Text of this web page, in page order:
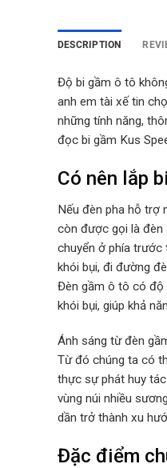
DESCRIPTION
Độ bi gầm ô tô
anh em tài xế tin
những tính năng,
đọc bi gầm Kus
Có nên lắp
Nếu đèn pha hỗ trợ
còn được gọi là đèn
chuyển ở phía trước
khói bụi, đi đường
Đèn gầm ô tô có độ
khói bụi, giúp khả
Ánh sáng từ đèn
Từ đó chúng ta có
thực sự phát huy
vùng núi nhiều
dần trở thành xu
Đặc điểm